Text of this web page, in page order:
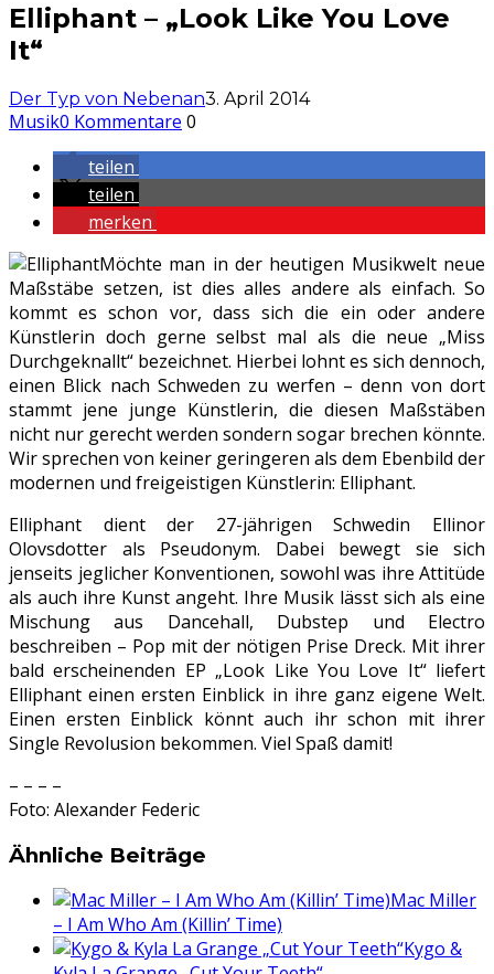
Elliphant – „Look Like You Love
It“
Der Typ von Nebenan3. April 2014
Musik0 Kommentare 0
teilen
teilen
merken
Möchte man in der heutigen Musikwelt neue
Maßstäbe setzen, ist dies alles andere als einfach. So
kommt es schon vor, dass sich die ein oder andere
Künstlerin doch gerne selbst mal als die neue „Miss
Durchgeknallt“ bezeichnet. Hierbei lohnt es sich dennoch,
einen Blick nach Schweden zu werfen – denn von dort
stammt jene junge Künstlerin, die diesen Maßstäben
nicht nur gerecht werden sondern sogar brechen könnte.
Wir sprechen von keiner geringeren als dem Ebenbild der
modernen und freigeistigen Künstlerin: Elliphant.
Elliphant dient der 27-jährigen Schwedin Ellinor
Olovsdotter als Pseudonym. Dabei bewegt sie sich
jenseits jeglicher Konventionen, sowohl was ihre Attitüde
als auch ihre Kunst angeht. Ihre Musik lässt sich als eine
Mischung aus Dancehall, Dubstep und Electro
beschreiben – Pop mit der nötigen Prise Dreck. Mit ihrer
bald erscheinenden EP „Look Like You Love It“ liefert
Elliphant einen ersten Einblick in ihre ganz eigene Welt.
Einen ersten Einblick könnt auch ihr schon mit ihrer
Single Revolusion bekommen. Viel Spaß damit!
– – – –
Foto: Alexander Federic
Ähnliche Beiträge
Mac Miller
– I Am Who Am (Killin’ Time)
Kygo &